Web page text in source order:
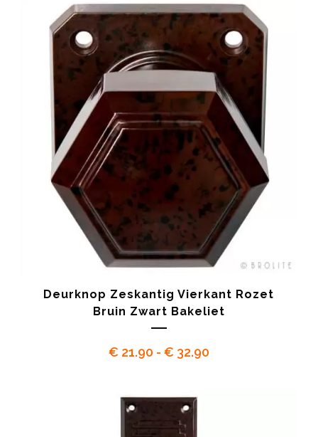
€ 32.90
Deurknop Zeskantig Vierkant Rozet
Bruin Zwart Bakeliet
€ 21.90 - € 32.90Prijsklasse: